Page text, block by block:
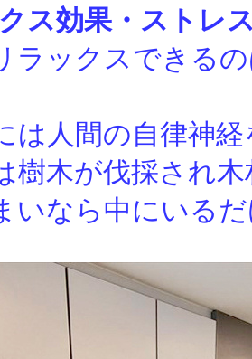
ス効果・ストレ
ラックスできる
は人間の自律神
樹木が伐採され
いなら中にいる